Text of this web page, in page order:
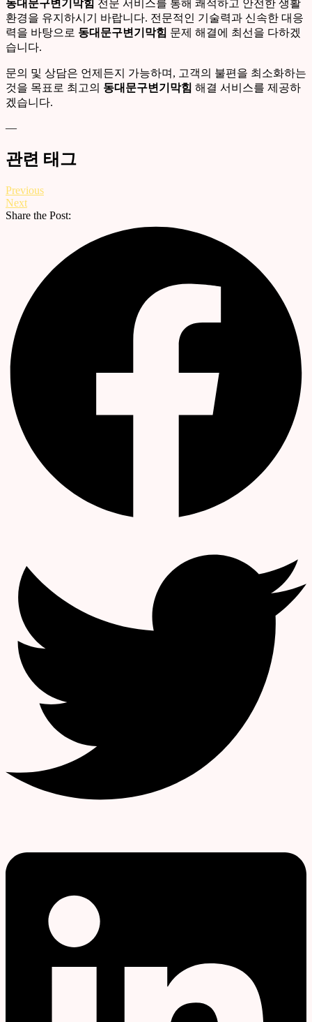
동대문구변기막힘 전문 서비스를 통해 쾌적하고 안전한 생활
환경을 유지하시기 바랍니다. 전문적인 기술력과 신속한 대응
력을 바탕으로 동대문구변기막힘 문제 해결에 최선을 다하겠
습니다.
문의 및 상담은 언제든지 가능하며, 고객의 불편을 최소화하는
것을 목표로 최고의 동대문구변기막힘 해결 서비스를 제공하
겠습니다.
—
관련 태그
Previous
Next
Share the Post: